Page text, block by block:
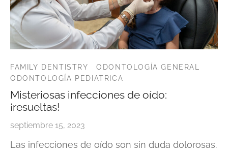
FAMILY DENTISTRY
ODONTOLOGÍA GENERAL
ODONTOLOGÍA PEDIATRICA
Misteriosas infecciones de oído:
¡resueltas!
septiembre 15, 2023
Las infecciones de oído son sin duda dolorosas.